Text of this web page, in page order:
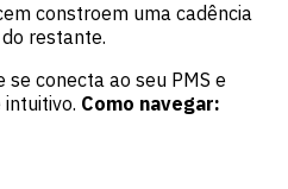
constroem uma cadência
restante.
conecta ao seu PMS e
Como navegar: